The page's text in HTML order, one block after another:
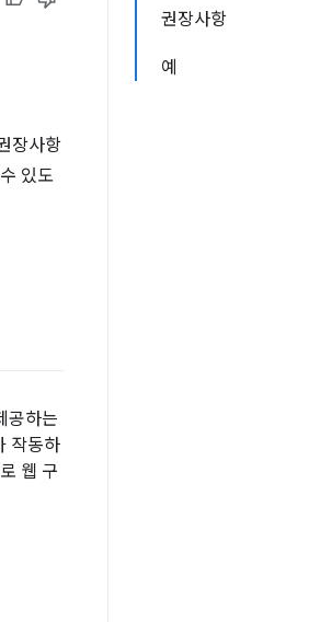
권장사항
예
장사항
있도
공하는
작동하
웹 구